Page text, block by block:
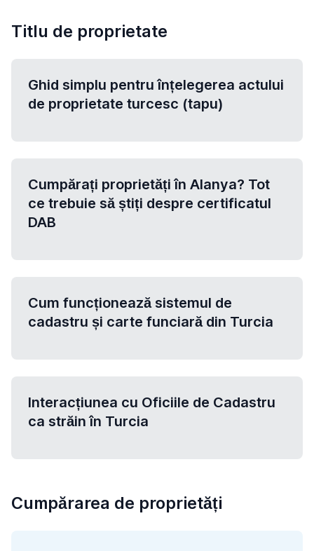
Titlu de proprietate
Ghid simplu pentru înțelegerea actului
de proprietate turcesc (tapu)
Cumpărați proprietăți în Alanya? Tot
ce trebuie să știți despre certificatul
DAB
Cum funcționează sistemul de
cadastru și carte funciară din Turcia
Interacțiunea cu Oficiile de Cadastru
ca străin în Turcia
Cumpărarea de proprietăți